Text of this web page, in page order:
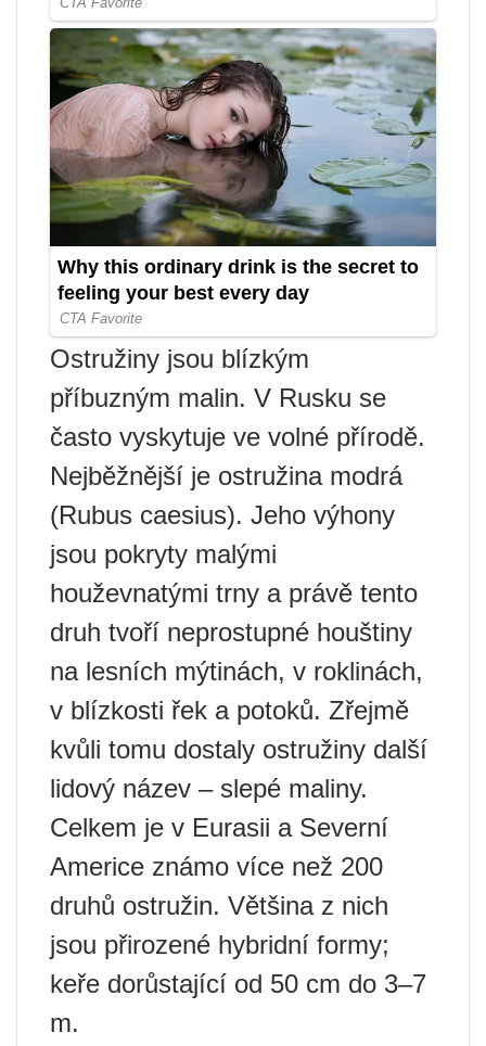
Ostružiny jsou blízkým
příbuzným malin. V Rusku se
často vyskytuje ve volné přírodě.
Nejběžnější je ostružina modrá
(Rubus caesius). Jeho výhony
jsou pokryty malými
houževnatými trny a právě tento
druh tvoří neprostupné houštiny
na lesních mýtinách, v roklinách,
v blízkosti řek a potoků. Zřejmě
kvůli tomu dostaly ostružiny další
lidový název – slepé maliny.
Celkem je v Eurasii a Severní
Americe známo více než 200
druhů ostružin. Většina z nich
jsou přirozené hybridní formy;
keře dorůstající od 50 cm do 3–7
m.